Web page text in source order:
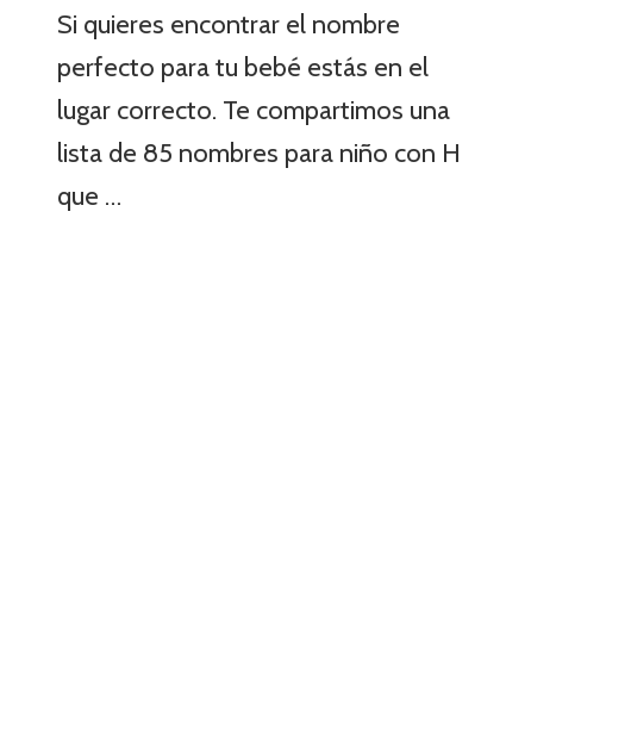
Si quieres encontrar el nombre
perfecto para tu bebé estás en el
lugar correcto. Te compartimos una
lista de 85 nombres para niño con H
que …